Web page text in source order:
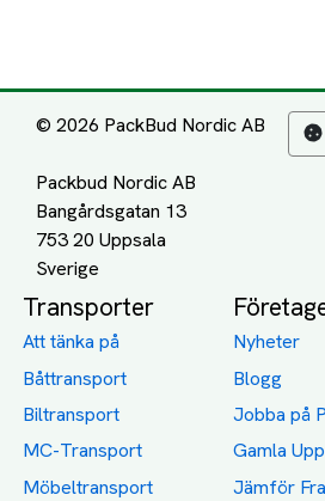
© 2026 PackBud Nordic AB
Packbud Nordic AB
Bangårdsgatan 13
753 20 Uppsala
Transporter
Att tänka på
Båttransport
Biltransport
MC-Transport
Möbeltransport
Nyheter
Blogg
Jobba på
Gamla
Jämför